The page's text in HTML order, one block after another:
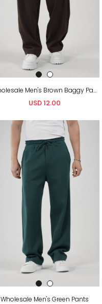
Wholesale Men's Brown Baggy Pants
USD 12.00
Wholesale Men's Green Pants